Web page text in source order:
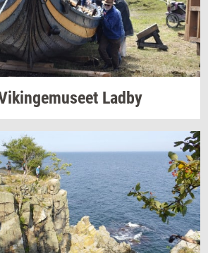
Ladby